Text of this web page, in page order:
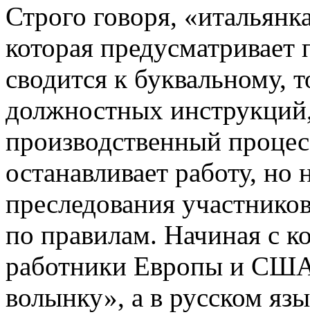
Строго говоря,
которая
сводится к
должностных
производственный
останавливает работу, но
преследования
по правилам. Начиная с
работники Европы и
волынку», а в русском